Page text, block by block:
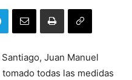
Juan Manuel
todas las medidas